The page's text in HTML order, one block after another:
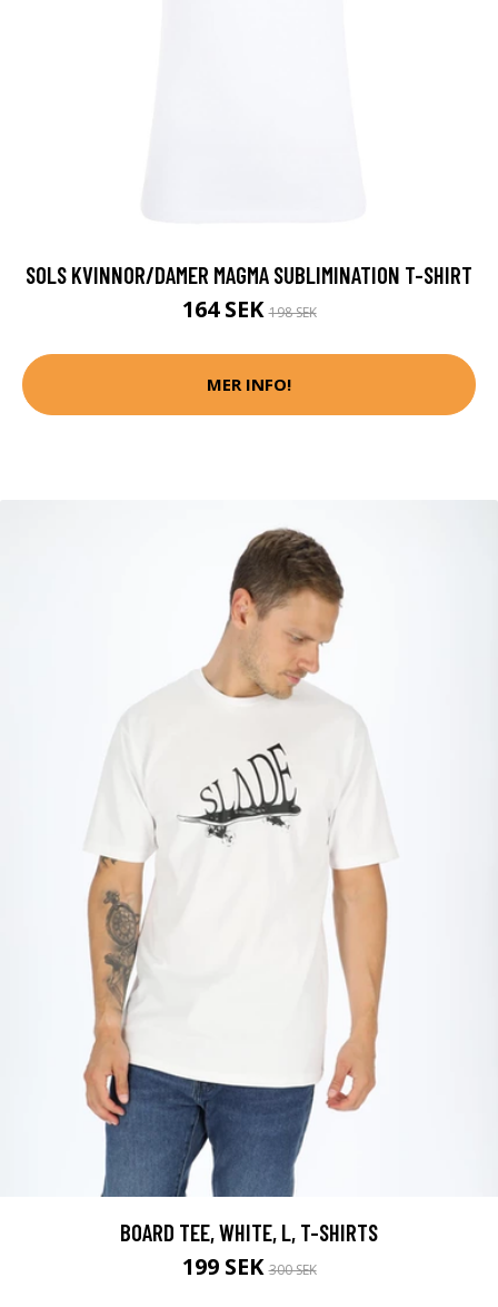
SOLS KVINNOR/DAMER MAGMA SUBLIMINATION T-SHIRT
164 SEK198 SEK
MER INFO!
BOARD TEE, WHITE, L, T-SHIRTS
199 SEK300 SEK